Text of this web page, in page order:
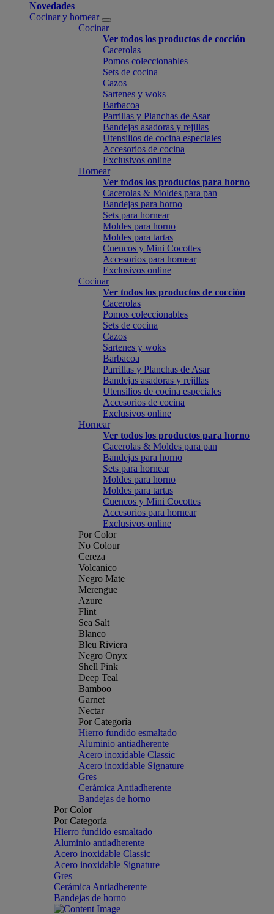
Novedades
Cocinar y hornear
Cocinar
Ver todos los productos de cocción
Cacerolas
Pomos coleccionables
Sets de cocina
Cazos
Sartenes y woks
Barbacoa
Parrillas y Planchas de Asar
Bandejas asadoras y rejillas
Utensilios de cocina especiales
Accesorios de cocina
Exclusivos online
Hornear
Ver todos los productos para horno
Cacerolas & Moldes para pan
Bandejas para horno
Sets para hornear
Moldes para horno
Moldes para tartas
Cuencos y Mini Cocottes
Accesorios para hornear
Exclusivos online
Cocinar
Ver todos los productos de cocción
Cacerolas
Pomos coleccionables
Sets de cocina
Cazos
Sartenes y woks
Barbacoa
Parrillas y Planchas de Asar
Bandejas asadoras y rejillas
Utensilios de cocina especiales
Accesorios de cocina
Exclusivos online
Hornear
Ver todos los productos para horno
Cacerolas & Moldes para pan
Bandejas para horno
Sets para hornear
Moldes para horno
Moldes para tartas
Cuencos y Mini Cocottes
Accesorios para hornear
Exclusivos online
Por Color
No Colour
Cereza
Volcanico
Negro Mate
Merengue
Azure
Flint
Sea Salt
Blanco
Bleu Riviera
Negro Onyx
Shell Pink
Deep Teal
Bamboo
Garnet
Nectar
Por Categoría
Hierro fundido esmaltado
Aluminio antiadherente
Acero inoxidable Classic
Acero inoxidable Signature
Gres
Cerámica Antiadherente
Bandejas de horno
Por Color
Por Categoría
Hierro fundido esmaltado
Aluminio antiadherente
Acero inoxidable Classic
Acero inoxidable Signature
Gres
Cerámica Antiadherente
Bandejas de horno